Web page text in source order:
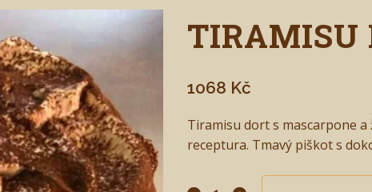
TIRAMISU
1068 Kč
Tiramisu dort s mascarpone
receptura. Tmavý piškot s